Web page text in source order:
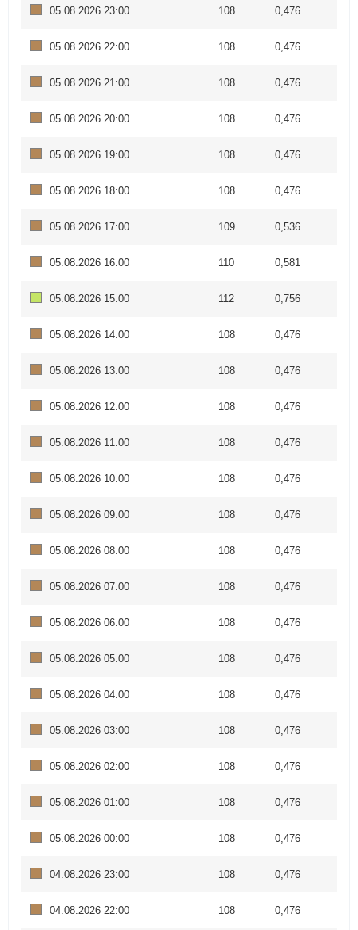
05.08.2026 23:00 108 0,476
05.08.2026 22:00 108 0,476
05.08.2026 21:00 108 0,476
05.08.2026 20:00 108 0,476
05.08.2026 19:00 108 0,476
05.08.2026 18:00 108 0,476
05.08.2026 17:00 109 0,536
05.08.2026 16:00 110 0,581
05.08.2026 15:00 112 0,756
05.08.2026 14:00 108 0,476
05.08.2026 13:00 108 0,476
05.08.2026 12:00 108 0,476
05.08.2026 11:00 108 0,476
05.08.2026 10:00 108 0,476
05.08.2026 09:00 108 0,476
05.08.2026 08:00 108 0,476
05.08.2026 07:00 108 0,476
05.08.2026 06:00 108 0,476
05.08.2026 05:00 108 0,476
05.08.2026 04:00 108 0,476
05.08.2026 03:00 108 0,476
05.08.2026 02:00 108 0,476
05.08.2026 01:00 108 0,476
05.08.2026 00:00 108 0,476
04.08.2026 23:00 108 0,476
04.08.2026 22:00 108 0,476